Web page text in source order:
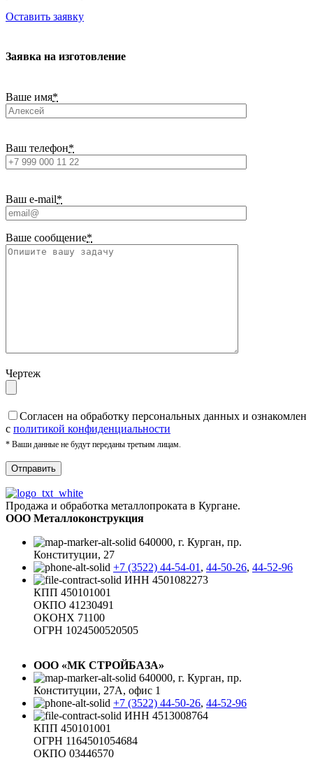
Оставить заявку
Заявка на изготовление
Ваше имя*
Ваш телефон*
Ваш e-mail*
Ваше сообщение*
Чертеж
Cогласен на обработку персональных данных и ознакомлен
с политикой конфиденциальности
* Ваши данные не будут переданы третьим лицам.
Продажа и обработка металлопроката в Кургане.
ООО Металлоконструкция
640000, г. Курган, пр.
Конституции, 27
+7 (3522) 44-54-01 , 44-50-26, 44-52-96
ИНН 4501082273
КПП 450101001
ОКПО 41230491
ОКОНХ 71100
ОГРН 1024500520505
ООО «МК СТРОЙБАЗА»
640000, г. Курган, пр.
Конституции, 27А, офис 1
+7 (3522) 44-50-26, 44-52-96
ИНН 4513008764
КПП 450101001
ОГРН 1164501054684
ОКПО 03446570